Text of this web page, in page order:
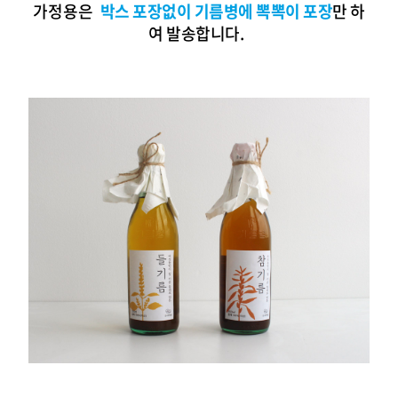
가정용은 박스포장없이 기름병에 뽁뽁이 포장만 하
여 발송합니다.